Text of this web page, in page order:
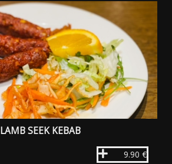
LAMB SEEK KEBAB
9.90 €